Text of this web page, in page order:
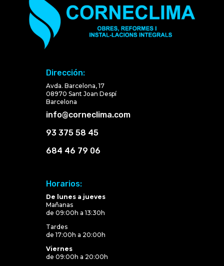
Dirección:
Avda. Barcelona, 17
08970 Sant Joan Despí
Barcelona
info@corneclima.com
93 375 58 45
684 46 79 06
Horarios:
De lunes a jueves
Mañanas
de 09:00h a 13:30h
Tardes
de 17:00h a 20:00h
Viernes
de 09:00h a 20:00h